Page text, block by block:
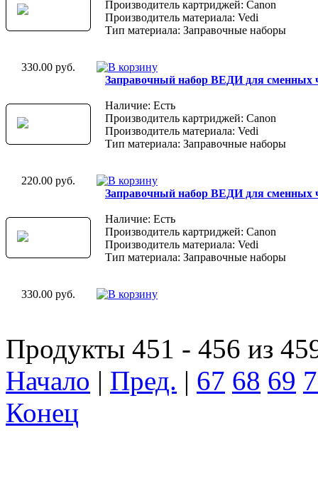
Производитель картриджей: Canon
Производитель материала: Vedi
Тип материала: Заправочные наборы
330.00 руб.
Заправочный набор ВЕДИ для сменных
Наличие: Есть
Производитель картриджей: Canon
Производитель материала: Vedi
Тип материала: Заправочные наборы
220.00 руб.
Заправочный набор ВЕДИ для сменных
Наличие: Есть
Производитель картриджей: Canon
Производитель материала: Vedi
Тип материала: Заправочные наборы
330.00 руб.
Продукты 451 - 456 из
Начало | Пред. | 67 68 69
Конец